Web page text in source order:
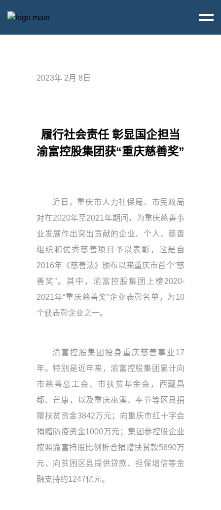
2023年 2月 8日
履行社会责任 彰显国企担当
渝富控股集团获“重庆慈善奖”
近日，重庆市人力社保局、市民政局
对在2020年至2021年期间，为重庆慈善事
业发展作出突出贡献的企业、个人、慈善
组织和优秀慈善项目予以表彰，这是自
2016年《慈善法》颁布以来重庆市首个“慈
善奖”。其中，渝富控股集团上榜2020-
2021年“重庆慈善奖”企业表彰名单，为10
个获表彰企业之一。
渝富控股集团投身重庆慈善事业17
年。特别是近年来，渝富控股集团累计向
市慈善总工会、市扶贫基金会，西藏昌
都、芒康，以及重庆巫溪、奉节等区县捐
赠扶贫资金3842万元；向重庆市红十字会
捐赠防疫资金1000万元；集团参控股企业
按照渝富持股比例折合捐赠扶贫款5690万
元，向贫困区县提供贷款、担保增信等金
融支持约1247亿元。